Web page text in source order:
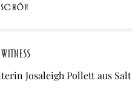
Josaleigh Pollett aus Salt